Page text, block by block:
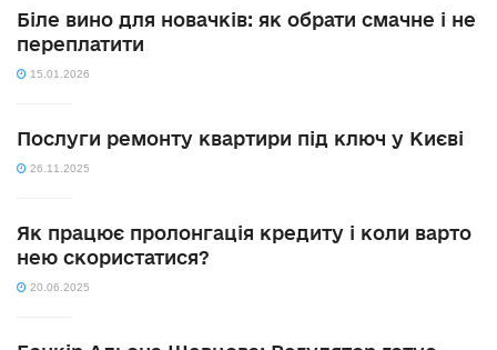
Біле вино для новачків: як обрати смачне і не
переплатити
15.01.2026
Послуги ремонту квартири під ключ у Києві
26.11.2025
Як працює пролонгація кредиту і коли варто
нею скористатися?
20.06.2025